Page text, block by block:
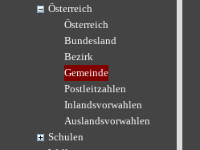
Österreich
Österreich
Bundesland
Bezirk
Gemeinde
Postleitzahlen
Inlandsvorwahlen
Auslandsvorwahlen
Schulen